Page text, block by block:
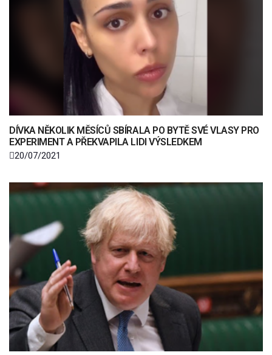
DÍVKA NĚKOLIK MĚSÍCŮ SBÍRALA PO BYTĚ SVÉ VLASY PRO
EXPERIMENT A PŘEKVAPILA LIDI VÝSLEDKEM
20/07/2021